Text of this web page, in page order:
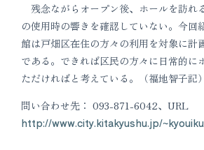
残念ながらオープン後、ホールを訪れ
の使用時の響きを確認していない。今回
館は戸畑区在住の方々の利用を対象に計
である。できれば区民の方々に日常的に
ただければと考えている。（福地智子記）
問い合わせ先： 093-871-6042、URL
http://www.city.kitakyushu.jp/